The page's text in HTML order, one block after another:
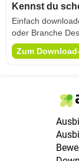
Kennst du
Einfach
oder Branche
Zum